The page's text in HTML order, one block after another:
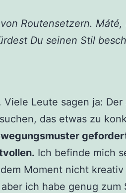
Routensetzern. Máté,
Du seinen Stil
Leute sagen ja:
das etwas zu
Ich befinde mich
Moment nicht
ich habe genug zum